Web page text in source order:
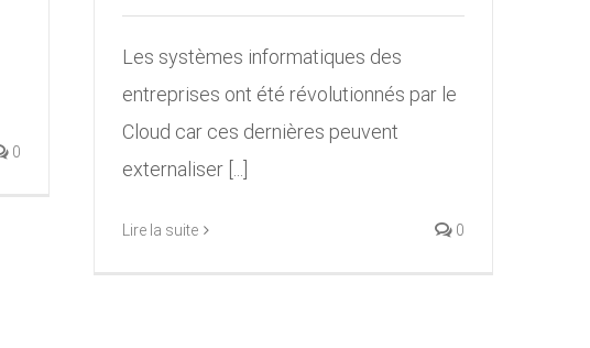
0
Les systèmes informatiques des
entreprises ont été révolutionnés par le
Cloud car ces dernières peuvent
externaliser [...]
Lire la suite 0